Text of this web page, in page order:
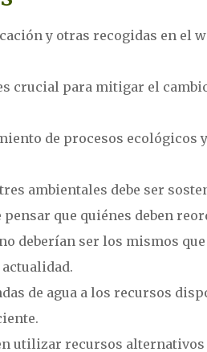
y otras recogidas en el
crucial para mitigar el
de procesos ecológicos
ambientales debe ser
que quiénes deben
deberían ser los mismos
de agua a los recursos
utilizar recursos